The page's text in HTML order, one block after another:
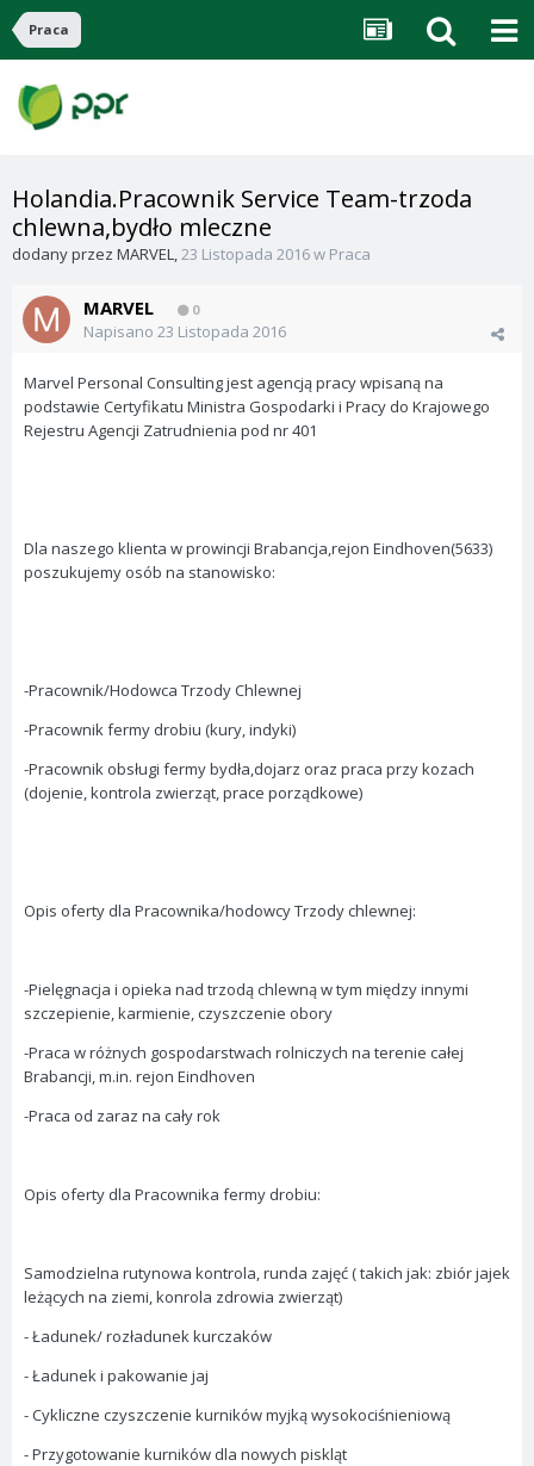
Praca
Holandia.Pracownik Service Team-trzoda
chlewna,bydło mleczne
dodany przez MARVEL,23 Listopada 2016w Praca
MARVEL 0
Napisano 23 Listopada 2016
Marvel Personal Consulting jest agencją pracy wpisaną na
podstawie Certyfikatu Ministra Gospodarki i Pracy do Krajowego
Rejestru Agencji Zatrudnienia pod nr 401
Dla naszego klienta w prowincji Brabancja,rejon Eindhoven(5633)
poszukujemy osób na stanowisko:
-Pracownik/Hodowca Trzody Chlewnej
-Pracownik fermy drobiu (kury, indyki)
-Pracownik obsługi fermy bydła,dojarz oraz praca przy kozach
(dojenie, kontrola zwierząt, prace porządkowe)
Opis oferty dla Pracownika/hodowcy Trzody chlewnej:
-Pielęgnacja i opieka nad trzodą chlewną w tym między innymi
szczepienie, karmienie, czyszczenie obory
-Praca w różnych gospodarstwach rolniczych na terenie całej
Brabancji, m.in. rejon Eindhoven
-Praca od zaraz na cały rok
Opis oferty dla Pracownika fermy drobiu:
Samodzielna rutynowa kontrola, runda zajęć ( takich jak: zbiór jajek
leżących na ziemi, konrola zdrowia zwierząt)
- Ładunek/ rozładunek kurczaków
- Ładunek i pakowanie jaj
- Cykliczne czyszczenie kurników myjką wysokociśnieniową
- Przygotowanie kurników dla nowych piskląt